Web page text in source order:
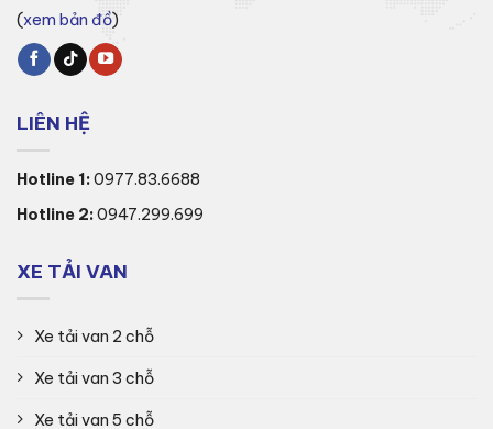
(xem bản đồ)
LIÊN HỆ
Hotline 1:0977.83.6688
Hotline 2:0947.299.699
XE TẢI VAN
Xe tải van 2 chỗ
Xe tải van 3 chỗ
Xe tải van 5 chỗ